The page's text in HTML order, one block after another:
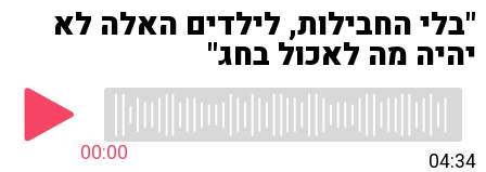
"בלי החבילות, לילדים האלה לא
יהיה מה לאכול בחג"
00:00 04:34